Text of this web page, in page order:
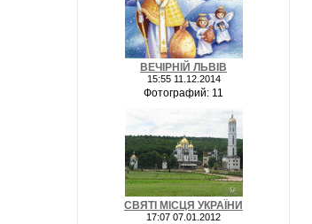
ВЕЧІРНІЙ ЛЬВІВ
15:55 11.12.2014
Фотографий: 11
СВЯТІ МІСЦЯ УКРАЇНИ
17:07 07.01.2012